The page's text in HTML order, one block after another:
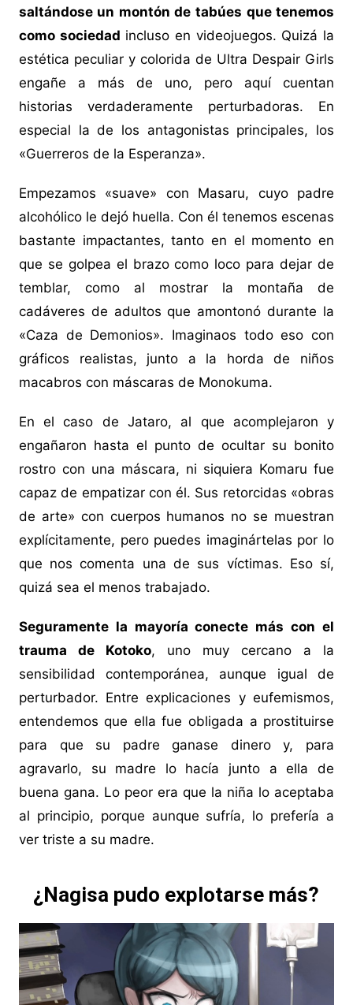
saltándose un montón de tabúes que tenemos
como sociedad incluso en videojuegos. Quizá la
estética peculiar y colorida de Ultra Despair Girls
engañe a más de uno, pero aquí cuentan
historias verdaderamente perturbadoras. En
especial la de los antagonistas principales, los
«Guerreros de la Esperanza».
Empezamos «suave» con Masaru, cuyo padre
alcohólico le dejó huella. Con él tenemos escenas
bastante impactantes, tanto en el momento en
que se golpea el brazo como loco para dejar de
temblar, como al mostrar la montaña de
cadáveres de adultos que amontonó durante la
«Caza de Demonios». Imaginaos todo eso con
gráficos realistas, junto a la horda de niños
macabros con máscaras de Monokuma.
En el caso de Jataro, al que acomplejaron y
engañaron hasta el punto de ocultar su bonito
rostro con una máscara, ni siquiera Komaru fue
capaz de empatizar con él. Sus retorcidas «obras
de arte» con cuerpos humanos no se muestran
explícitamente, pero puedes imaginártelas por lo
que nos comenta una de sus víctimas. Eso sí,
quizá sea el menos trabajado.
Seguramente la mayoría conecte más con el
trauma de Kotoko, uno muy cercano a la
sensibilidad contemporánea, aunque igual de
perturbador. Entre explicaciones y eufemismos,
entendemos que ella fue obligada a prostituirse
para que su padre ganase dinero y, para
agravarlo, su madre lo hacía junto a ella de
buena gana. Lo peor era que la niña lo aceptaba
al principio, porque aunque sufría, lo prefería a
ver triste a su madre.
¿Nagisa pudo explotarse más?